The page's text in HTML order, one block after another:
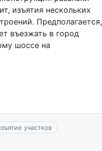
изъятия нескольких
Предполагается,
въезжать в город
шоссе на
участков